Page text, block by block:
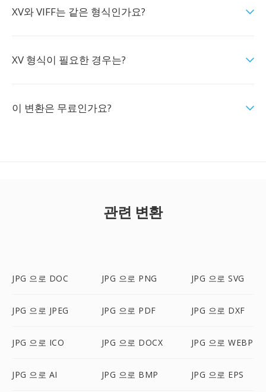
XV와 VIFF는 같은 형식인가요?
XV 형식이 필요한 경우는?
이 변환은 무료인가요?
관련 변환
JPG 으로 DOC JPG 으로 PNG JPG 으로 SVG
JPG 으로 JPEG JPG 으로 PDF JPG 으로 DXF
JPG 으로 ICO JPG 으로 DOCX JPG 으로 WEBP
JPG 으로 AI JPG 으로 BMP JPG 으로 EPS